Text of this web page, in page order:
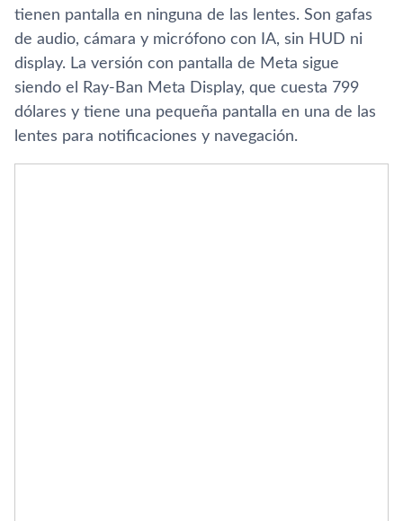
tienen pantalla en ninguna de las lentes. Son gafas
de audio, cámara y micrófono con IA, sin HUD ni
display. La versión con pantalla de Meta sigue
siendo el Ray-Ban Meta Display, que cuesta 799
dólares y tiene una pequeña pantalla en una de las
lentes para notificaciones y navegación.